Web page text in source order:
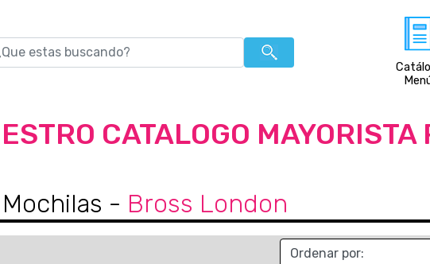
CATALOGO
- Bross London